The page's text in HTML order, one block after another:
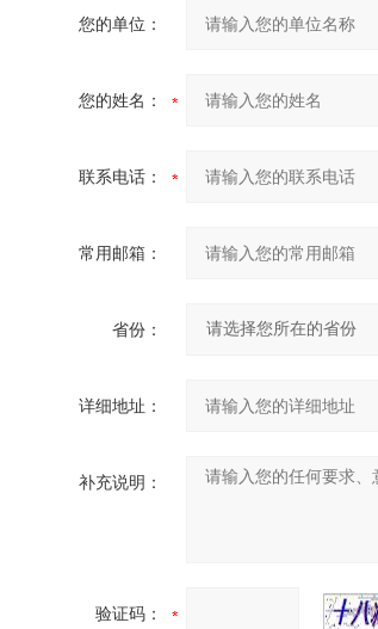
您的单位：
您的姓名：
联系电话：
常用邮箱：
省份：
详细地址：
补充说明：
验证码：